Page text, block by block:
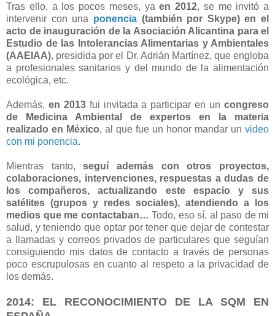
Tras ello, a los pocos meses, yaen 2012, se me invitó a
intervenir con una ponencia(también por Skype) en el
acto de inauguración de la Asociación Alicantina para el
Estudio de las Intolerancias Alimentarias y Ambientales
(AAEIAA), presidida por el Dr. Adrián Martínez, que engloba
a profesionales sanitarios y del mundo de la alimentación
ecológica, etc.
Además, en 2013fui invitada a participar en uncongreso
de Medicina Ambiental de expertos en la materia
realizado en México, al que fue un honor mandar un video
con mi ponencia.
Mientras tanto,seguí además con otros proyectos,
colaboraciones, intervenciones, respuestas a dudas de
los compañeros, actualizando este espacio y sus
satélites (grupos y redes sociales), atendiendo a los
medios que me contactaban… Todo, eso sí, al paso de mi
salud, y teniendo que optar por tener que dejar de contestar
a llamadas y correos privados de particulares que seguían
consiguiendo mis datos de contacto a través de personas
poco escrupulosas en cuanto al respeto a la privacidad de
los demás.
2014: EL RECONOCIMIENTO DE LA SQM EN